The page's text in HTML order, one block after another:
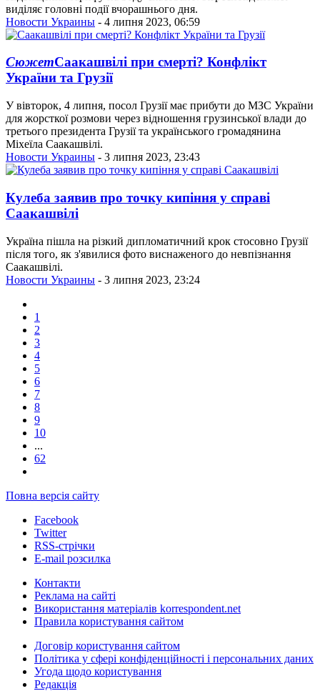
виділяє головні події вчорашнього дня.
Новости Украины - 4 липня 2023, 06:59
СюжетСаакашвілі при смерті? Конфлікт
України та Грузії
У вівторок, 4 липня, посол Грузії має прибути до МЗС України
для жорсткої розмови через відношення грузинської влади до
третього президента Грузії та українського громадянина
Міхеїла Саакашвілі.
Новости Украины - 3 липня 2023, 23:43
Кулеба заявив про точку кипіння у справі
Саакашвілі
Україна пішла на різкий дипломатичний крок стосовно Грузії
після того, як з'явилися фото виснаженого до невпізнання
Саакашвілі.
Новости Украины - 3 липня 2023, 23:24
1
2
3
4
5
6
7
8
9
10
...
62
Повна версія сайту
Facebook
Twitter
RSS-стрічки
E-mail розсилка
Контакти
Реклама на сайті
Використання матеріалів korrespondent.net
Правила користування сайтом
Договір користування сайтом
Політика у сфері конфіденційності і персональних даних
Угода щодо користування
Редакція